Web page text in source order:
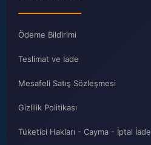
Ödeme Bildirimi
Teslimat ve İade
Mesafeli Satış Sözleşmesi
Gizlilik Politikası
Tüketici Hakları - Cayma - İptal İade